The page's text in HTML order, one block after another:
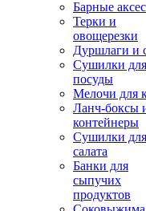
Барные
Терки и
овощерезки
Дуршлаги и
Сушилки для
посуды
Мелочи для
Ланч-боксы
контейнеры
Сушилки для
салата
Банки для
сыпучих
продуктов